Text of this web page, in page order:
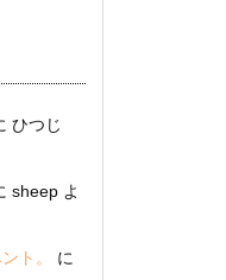
ひつじ
sheep よ
ト。
に